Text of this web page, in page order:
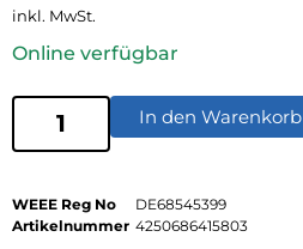
inkl. MwSt.
Online verfügbar
In den Warenkorb
WEEE Reg No
DE68545399
Artikelnummer 4250686415803